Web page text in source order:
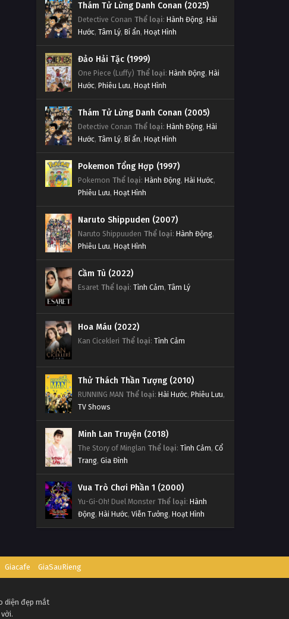
Tập 114
Đấu Phá Thương Khung Ngoại
Tập 113
Đấu Phá Thương Khung Ngoại
Tập 112
Đấu Phá Thương Khung Ngoại
Truyện Tập 111
Tập 111
Truyện Tập 110
Tập 110
Truyện Tập 109
Tập 109
Truyện Tập 108
Tập 108
Truyện Tập 107
Tập 107
Truyện Tập 106
Tập 106
Truyện Tập 105
Tập 105
Thám Tử Lừng Danh Conan (2025)
Detective Conan Thể loại: Hành Động, Hài
Hước, Tâm Lý, Bí ẩn, Hoạt Hình
Đảo Hải Tặc (1999)
One Piece (Luffy) Thể loại: Hành Động, Hài
Hước, Phiêu Lưu, Hoạt Hình
Thám Tử Lừng Danh Conan (2005)
Detective Conan Thể loại: Hành Động, Hài
Hước, Tâm Lý, Bí ẩn, Hoạt Hình
Pokemon Tổng Hợp (1997)
Pokemon Thể loại: Hành Động, Hài Hước,
Phiêu Lưu, Hoạt Hình
Naruto Shippuden (2007)
Naruto Shippuuden Thể loại: Hành Động,
Phiêu Lưu, Hoạt Hình
Cầm Tù (2022)
Esaret Thể loại: Tình Cảm, Tâm Lý
Hoa Máu (2022)
Kan Cicekleri Thể loại: Tình Cảm
Thử Thách Thần Tượng (2010)
RUNNING MAN Thể loại: Hài Hước, Phiêu Lưu,
TV Shows
Minh Lan Truyện (2018)
The Story of Minglan Thể loại: Tình Cảm, Cổ
Trang, Gia Đình
Vua Trò Chơi Phần 1 (2000)
Yu-Gi-Oh! Duel Monster Thể loại: Hành
Động, Hài Hước, Viễn Tưởng, Hoạt Hình
Giacafe GiaSauRieng
diện đẹp mắt